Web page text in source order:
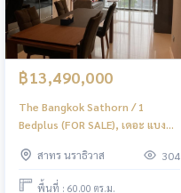
฿13,490,000
The Bangkok Sathorn / 1
Bedplus (FOR SALE), เดอะ แบงค็
PT098สาทร นราธิวาส 304
พื้นที่ : 60.00 ตร.ม.